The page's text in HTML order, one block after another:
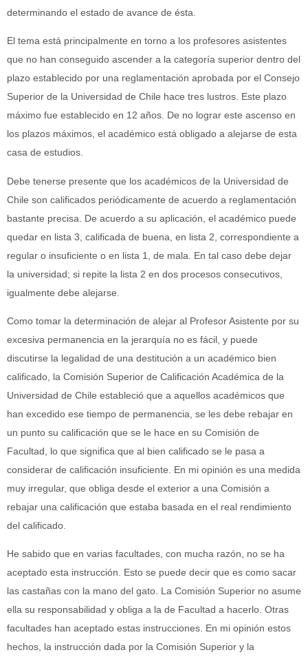
determinando el estado de avance de ésta.
El tema está principalmente en torno a los profesores asistentes
que no han conseguido ascender a la categoría superior dentro del
plazo establecido por una reglamentación aprobada por el Consejo
Superior de la Universidad de Chile hace tres lustros. Este plazo
máximo fue establecido en 12 años. De no lograr este ascenso en
los plazos máximos, el académico está obligado a alejarse de esta
casa de estudios.
Debe tenerse presente que los académicos de la Universidad de
Chile son calificados periódicamente de acuerdo a reglamentación
bastante precisa. De acuerdo a su aplicación, el académico puede
quedar en lista 3, calificada de buena, en lista 2, correspondiente a
regular o insuficiente o en lista 1, de mala. En tal caso debe dejar
la universidad; si repite la lista 2 en dos procesos consecutivos,
igualmente debe alejarse.
Como tomar la determinación de alejar al Profesor Asistente por su
excesiva permanencia en la jerarquía no es fácil, y puede
discutirse la legalidad de una destitución a un académico bien
calificado, la Comisión Superior de Calificación Académica de la
Universidad de Chile estableció que a aquellos académicos que
han excedido ese tiempo de permanencia, se les debe rebajar en
un punto su calificación que se le hace en su Comisión de
Facultad, lo que significa que al bien calificado se le pasa a
considerar de calificación insuficiente. En mi opinión es una medida
muy irregular, que obliga desde el exterior a una Comisión a
rebajar una calificación que estaba basada en el real rendimiento
del calificado.
He sabido que en varias facultades, con mucha razón, no se ha
aceptado esta instrucción. Esto se puede decir que es como sacar
las castañas con la mano del gato. La Comisión Superior no asume
ella su responsabilidad y obliga a la de Facultad a hacerlo. Otras
facultades han aceptado estas instrucciones. En mi opinión estos
hechos, la instrucción dada por la Comisión Superior y la